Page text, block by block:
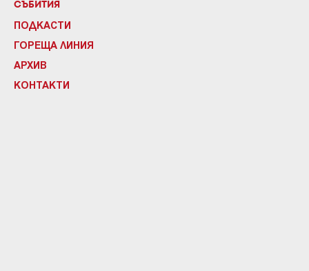
СЪБИТИЯ
ПОДКАСТИ
ГОРЕЩА ЛИНИЯ
АРХИВ
КОНТАКТИ